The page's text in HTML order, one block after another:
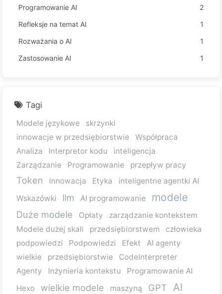
Programowanie AI
2
Refleksje na temat AI
1
Rozważania o AI
1
Zastosowanie AI
1
Tagi
Modele językowe
skrzynki
innowacje w przedsiębiorstwie
Współpraca
Analiza
Interpretor kodu
inteligencja
Zarządzanie
Programowanie przepływ pracy
Token Innowacja Etyka
inteligentne agentki AI
Wskazówki
llm AI programowanie modele
Duże modele Opłaty
zarządzanie kontekstem
Modele dużej skali
przedsiębiorstwem
człowieka
podpowiedzi
Podpowiedzi Efekt
AI agenty
wielkie
przedsiębiorstwie
CodeInterpreter
Agenty
Inżynieria kontekstu
Programowanie AI
Hexo
wielkie modele maszyną GPT AI